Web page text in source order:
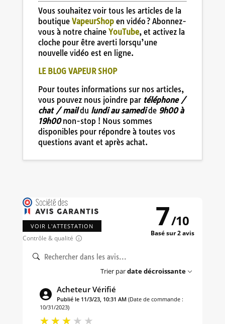
Vous souhaitez voir tous les articles de la
boutique VapeurShopen vidéo ? Abonnez-
vous à notre chaine YouTube, et activez la
cloche pour être averti lorsqu’une
nouvelle vidéo est en ligne.
LE BLOG VAPEUR SHOP
Pour toutes informations sur nos articles,
vous pouvez nous joindre par téléphone /
chat / maildu lundi au samedide 9h00 à
19h00non-stop ! Nous sommes
disponibles pour répondre à toutes vos
questions avant et après achat.
VOIR L'ATTESTATION
Contrôle & qualité
7/10
Basé sur 2 avis
Trier pardate décroissante
Acheteur Vérifié
Publié le 11/3/23, 10:31 AM (Date de commande :
10/31/2023)